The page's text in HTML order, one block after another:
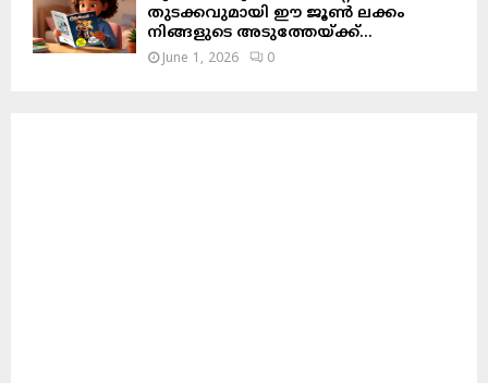
തുടക്കവുമായി ഈ ജൂൺ ലക്കം
നിങ്ങളുടെ അടുത്തേയ്ക്ക്…
June 1, 2026 0